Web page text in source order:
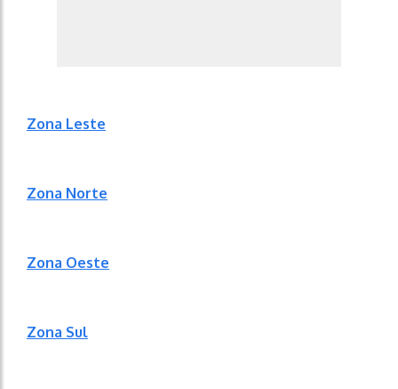
Zona Leste
Zona Norte
Zona Oeste
Zona Sul